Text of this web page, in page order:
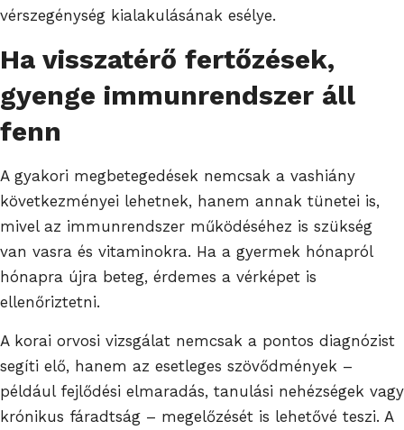
vérszegénység kialakulásának esélye.
Ha visszatérő fertőzések,
gyenge immunrendszer áll
fenn
A gyakori megbetegedések nemcsak a vashiány
következményei lehetnek, hanem annak tünetei is,
mivel az immunrendszer működéséhez is szükség
van vasra és vitaminokra. Ha a gyermek hónapról
hónapra újra beteg, érdemes a vérképet is
ellenőriztetni.
A korai orvosi vizsgálat nemcsak a pontos diagnózist
segíti elő, hanem az esetleges szövődmények –
például fejlődési elmaradás, tanulási nehézségek vagy
krónikus fáradtság – megelőzését is lehetővé teszi. A